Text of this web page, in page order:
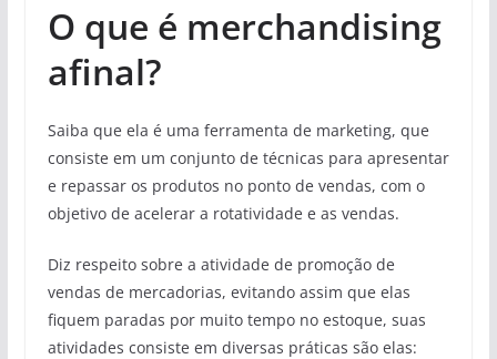
O que é merchandising
afinal?
Saiba que ela é uma ferramenta de marketing, que
consiste em um conjunto de técnicas para apresentar
e repassar os produtos no ponto de vendas, com o
objetivo de acelerar a rotatividade e as vendas.
Diz respeito sobre a atividade de promoção de
vendas de mercadorias, evitando assim que elas
fiquem paradas por muito tempo no estoque, suas
atividades consiste em diversas práticas são elas: